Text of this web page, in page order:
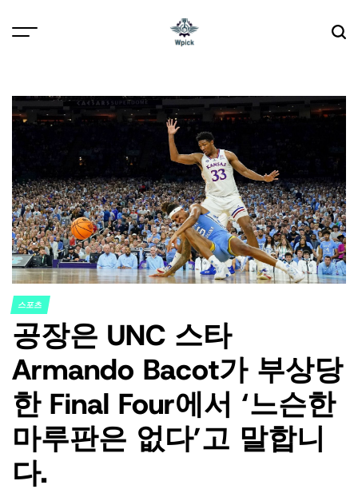
POSTED
IN
스포츠
공장은 UNC 스타
Armando Bacot가 부상당
한 Final Four에서 ‘느슨한
마루판은 없다’고 말합니
다.